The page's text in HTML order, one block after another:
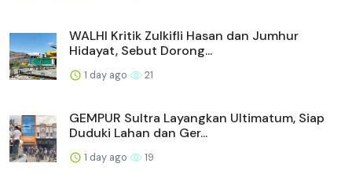
WALHI Kritik Zulkifli Hasan dan Jumhur
Hidayat, Sebut Dorong...
1 day ago 21
GEMPUR Sultra Layangkan Ultimatum, Siap
Duduki Lahan dan Ger...
1 day ago 19